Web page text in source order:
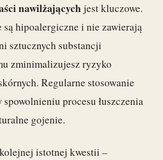
nawilżających jest kluczowe.
hipoalergiczne i nie zawierają
sztucznych substancji
zminimalizujesz ryzyko
Regularne stosowanie
procesu łuszczenia
gojenie.
istotnej kwestii –